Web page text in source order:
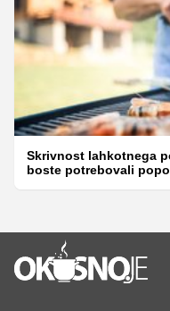
Skrivnost lahkotnega
boste potrebovali